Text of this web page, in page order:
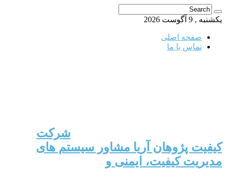
یکشنبه , 9 آگوست 2026
صفحه اصلی
تماس با ما
شرکت
کیفیت پژوهان آریا مشاور سیستم های
مدیریت کیفیت، ایمنی و